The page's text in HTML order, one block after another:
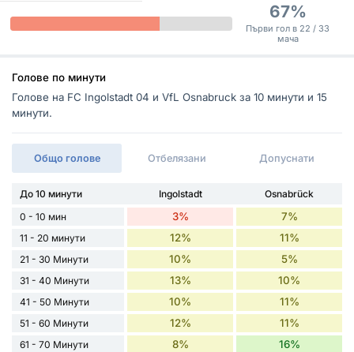
67%
Първи гол в 22 / 33
мача
Голове по минути
Голове на FC Ingolstadt 04 и VfL Osnabruck за 10 минути и 15
минути.
Общо голове Отбелязани Допуснати
До 10 минути Ingolstadt
Osnabrück
0 - 10 мин
3% 7%
11 - 20 минути 12% 11%
21 - 30 Минути 10% 5%
31 - 40 Минути 13% 10%
41 - 50 Минути 10% 11%
51 - 60 Минути 12% 11%
61 - 70 Минути 8% 16%